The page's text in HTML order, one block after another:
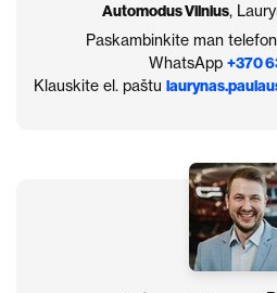
Automodus Vilnius,
Paskambinkite man
WhatsApp +370
Klauskite el. paštu